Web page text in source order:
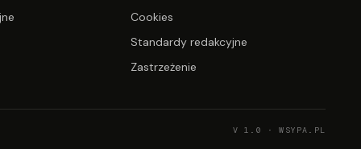
Cookies
Standardy redakcyjne
Zastrzeżenie
V 1.0 · WSYPA.PL